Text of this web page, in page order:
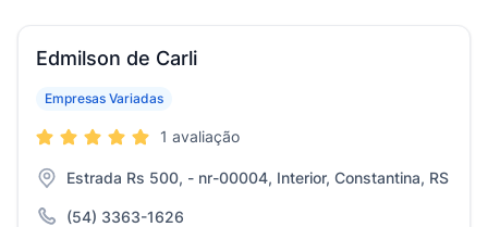
Edmilson de Carli
Empresas Variadas
1 avaliação
Estrada Rs 500, - nr-00004, Interior, Constantina, RS
(54) 3363-1626